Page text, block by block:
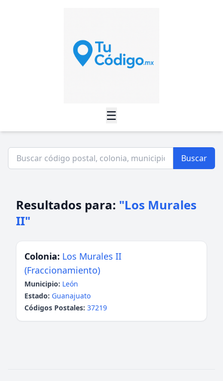
☰
Buscar
Resultados para: "Los Murales
II"
Colonia: Los Murales II
(Fraccionamiento)
Municipio: León
Estado: Guanajuato
Códigos Postales: 37219